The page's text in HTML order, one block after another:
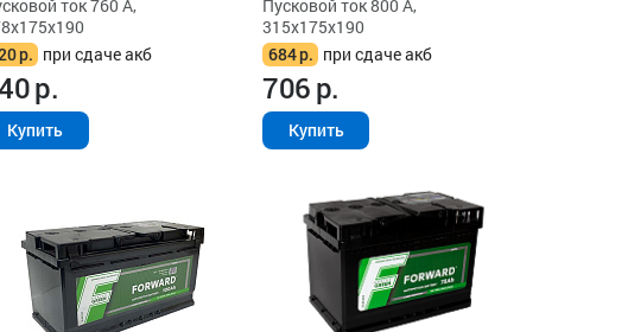
ток 760 А,
р. при сдаче акб
р.
Купить
Пусковой ток 800 А,
315x175x190
684р. при сдаче акб
706р.
Купить